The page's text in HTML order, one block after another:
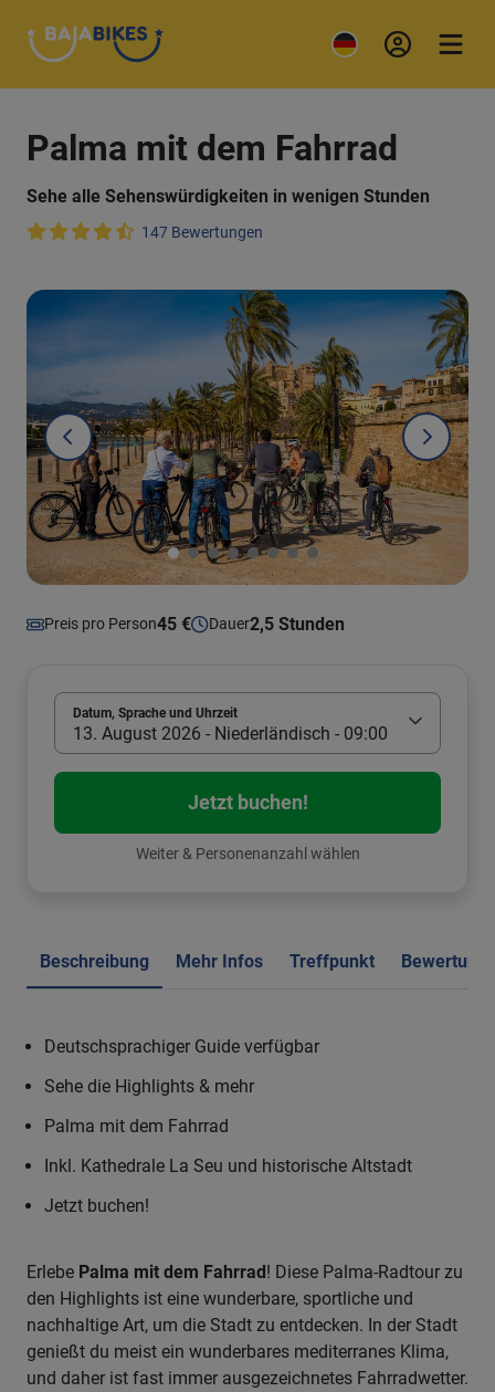
Palma mit dem Fahrrad
Sehe alle Sehenswürdigkeiten in wenigen Stunden
147 Bewertungen
Preis pro Person45 € Dauer2,5 Stunden
Datum, Sprache und Uhrzeit
13. August 2026 - Niederländisch - 09:00
Jetzt buchen!
Weiter & Personenanzahl wählen
Beschreibung Mehr Infos Treffpunkt
Deutschsprachiger Guide verfügbar
Sehe die Highlights & mehr
Palma mit dem Fahrrad
Inkl. Kathedrale La Seu und historische Altstadt
Jetzt buchen!
Erlebe Palma mit dem Fahrrad! Diese Palma-Radtour zu
den Highlights ist eine wunderbare, sportliche und
nachhaltige Art, um die Stadt zu entdecken. In der Stadt
genießt du meist ein wunderbares mediterranes Klima,
und daher ist fast immer ausgezeichnetes Fahrradwetter.